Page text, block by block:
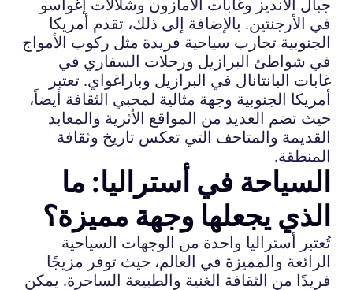
جبال الأنديز وغابات الأمازون وشلالات إغواسو
في الأرجنتين. بالإضافة إلى ذلك، تقدم أمريكا
الجنوبية تجارب سياحية فريدة مثل ركوب الأمواج
في شواطئ البرازيل ورحلات السفاري في
غابات البانتانال في البرازيل وباراغواي. تعتبر
أمريكا الجنوبية وجهة مثالية لمحبي الثقافة أيضاً،
حيث تضم العديد من المواقع الأثرية والمعابد
القديمة والمتاحف التي تعكس تاريخ وثقافة
المنطقة.
السياحة في أستراليا: ما
الذي يجعلها وجهة مميزة؟
تُعتبر أستراليا واحدة من الوجهات السياحية
الرائعة والمميزة في العالم، حيث توفر مزيجًا
فريدًا من الثقافة الغنية والطبيعة الساحرة. يمكن